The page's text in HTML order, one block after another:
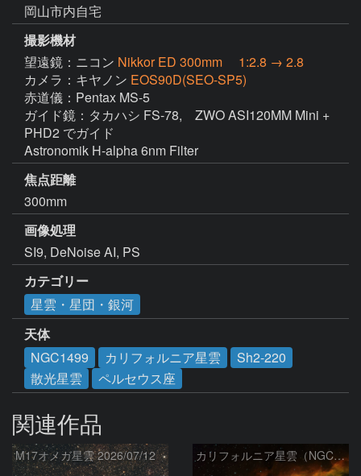
岡山市内自宅
撮影機材
望遠鏡：ニコン Nikkor ED 300mm 1:2.8 → 2.8
カメラ：キヤノン EOS90D(SEO-SP5)
赤道儀：Pentax MS-5
ガイド鏡：タカハシ FS-78,    ZWO ASI120MM Mini +
PHD2 でガイド
焦点距離
300mm
画像処理
カテゴリー
星雲・星団・銀河
天体
NGC1499
カリフォルニア星雲
Sh2-220
散光星雲
ペルセウス座
関連作品
M17オメガ星雲 2026/07/12 カリフォルニア星雲（NGC 1499）